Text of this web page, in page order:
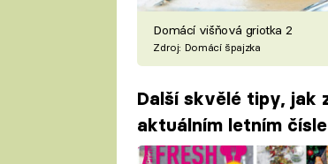
Domácí višňová griotka 2
Zdroj: Domácí špajzka
Další skvělé tipy, jak
aktuálním letním čísle